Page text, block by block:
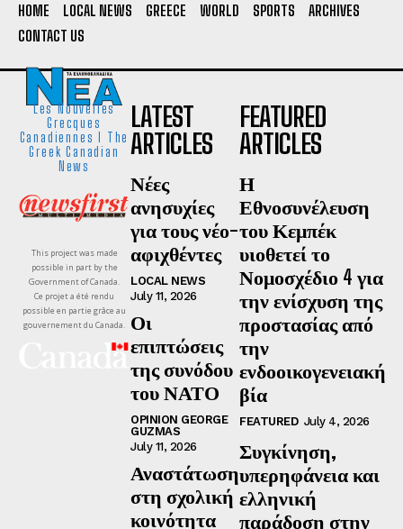
HOME LOCAL NEWS GREECE WORLD SPORTS
ARCHIVES
CONTACT US
Les Nouvelles
Grecques
Canadiennes I The
Greek Canadian
News
This project was made
possible in part by the
Government of Canada.
Ce projet a été rendu
possible en partie grâce au
gouvernement du Canada.
LATEST
ARTICLES
Νέες
ανησυχίες
για τους νέο-
αφιχθέντες
LOCAL NEWS
July 11, 2026
Οι
επιπτώσεις
της συνόδου
του ΝΑΤΟ
OPINION GEORGE
GUZMAS
July 11, 2026
Αναστάτωση
στη σχολική
κοινότητα
FEATURED
ARTICLES
Η
Εθνοσυνέλευση
του Κεμπέκ
υιοθετεί το
Νομοσχέδιο 4 για
την ενίσχυση της
προστασίας από
την
ενδοοικογενειακή
βία
FEATURED July 4, 2026
Συγκίνηση,
υπερηφάνεια και
ελληνική
παράδοση στην